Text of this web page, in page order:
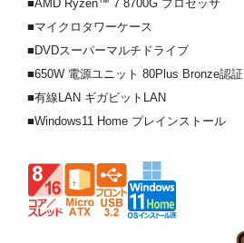
■AMD Ryzen™ 7 8700G プロセッサ
■マイクロタワーケース
■DVDスーパーマルチドライブ
■650W 電源ユニット 80Plus Bronze認証
■有線LAN ギガビットLAN
■Windows11 Home プレインストール